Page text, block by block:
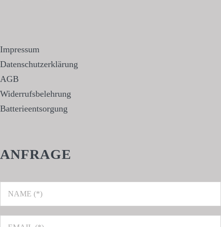
Impressum
Datenschutzerklärung
AGB
Widerrufsbelehrung
Batterieentsorgung
ANFRAGE